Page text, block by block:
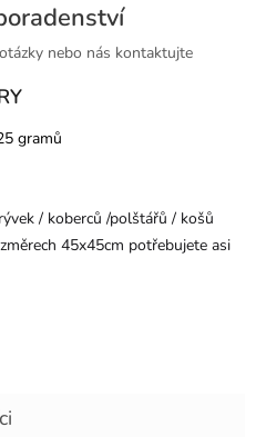
nebo nás kontaktujte
gramů
/ koberců /polštářů / košů
45x45cm potřebujete asi